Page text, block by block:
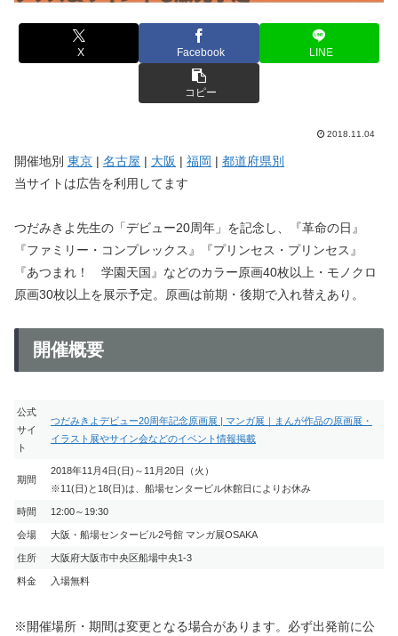
X Facebook LINE
コピー
2018.11.04
開催地別 東京 | 名古屋 | 大阪 | 福岡 | 都道府県別
当サイトは広告を利用してます
つだみきよ先生の「デビュー20周年」を記念し、『革命の日』
『ファミリー・コンプレックス』『プリンセス・プリンセス』
『あつまれ！ 学園天国』などのカラー原画40枚以上・モノクロ
原画30枚以上を展示予定。原画は前期・後期で入れ替えあり。
開催概要
公式
サイ
ト
つだみきよデビュー20周年記念原画展 | マンガ展｜まんが作品の原画展・
イラスト展やサイン会などのイベント情報掲載
期間
2018年11月4日(日)～11月20日（火）
※11(日)と18(日)は、船場センタービル休館日によりお休み
時間 12:00～19:30
会場 大阪・船場センタービル2号館 マンガ展OSAKA
住所 大阪府大阪市中央区船場中央1-3
料金 入場無料
※開催場所・期間は変更となる場合があります。必ず出発前に公